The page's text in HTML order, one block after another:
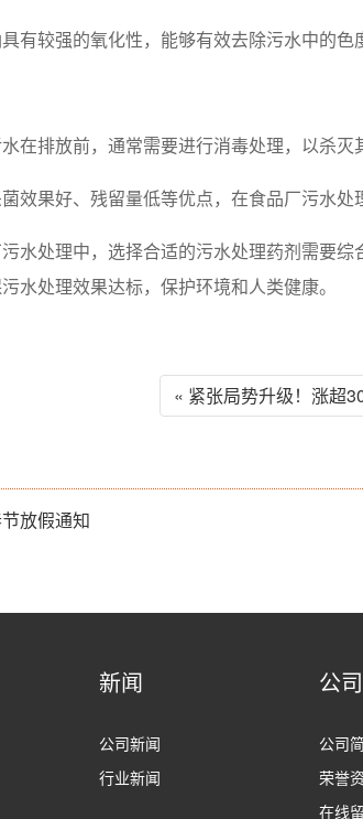
有较强的氧化性，能够有效去除污水中的色
在排放前，通常需要进行消毒处理，以杀
效果好、残留量低等优点，在食品厂污水处
水处理中，选择合适的污水处理药剂需要
水处理效果达标，保护环境和人类健康。
« 紧张局势升级！涨超
放假通知
新闻
公司新闻
行业新闻
公司
公司
荣誉
在线